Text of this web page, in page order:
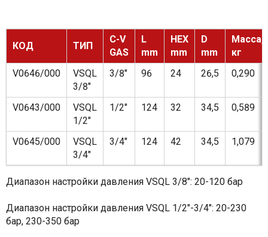
КОД ТИП
C-V
GAS
L
mm
HEX
mm
D
mm
Масса,
кг
V0646/000
VSQL
3/8"
3/8" 96 24 26,5 0,290
V0643/000
VSQL
1/2"
1/2" 124 32 34,5 0,589
V0645/000
VSQL
3/4"
3/4" 124 42 34,5 1,079
Диапазон настройки давления VSQL 3/8": 20-120 бар
Диапазон настройки давления VSQL 1/2"-3/4": 20-230
бар, 230-350 бар